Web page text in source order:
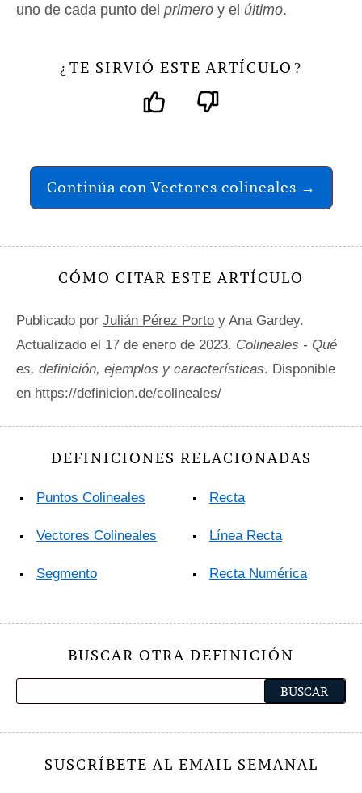
uno de cada punto del primero y el último.
¿ TE SIRVIÓ ESTE ARTÍCULO ?
Continúa con Vectores colineales →
CÓMO CITAR ESTE ARTÍCULO
Publicado por Julián Pérez Porto y Ana Gardey.
Actualizado el 17 de enero de 2023. Colineales - Qué
es, definición, ejemplos y características. Disponible
en https://definicion.de/colineales/
DEFINICIONES RELACIONADAS
Puntos Colineales
Vectores Colineales
Segmento
Recta
Línea Recta
Recta Numérica
BUSCAR OTRA DEFINICIÓN
SUSCRÍBETE AL EMAIL SEMANAL